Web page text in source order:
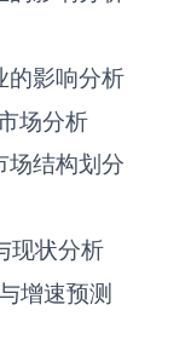
的影响分析
场分析
场结构划分
现状分析
增速预测